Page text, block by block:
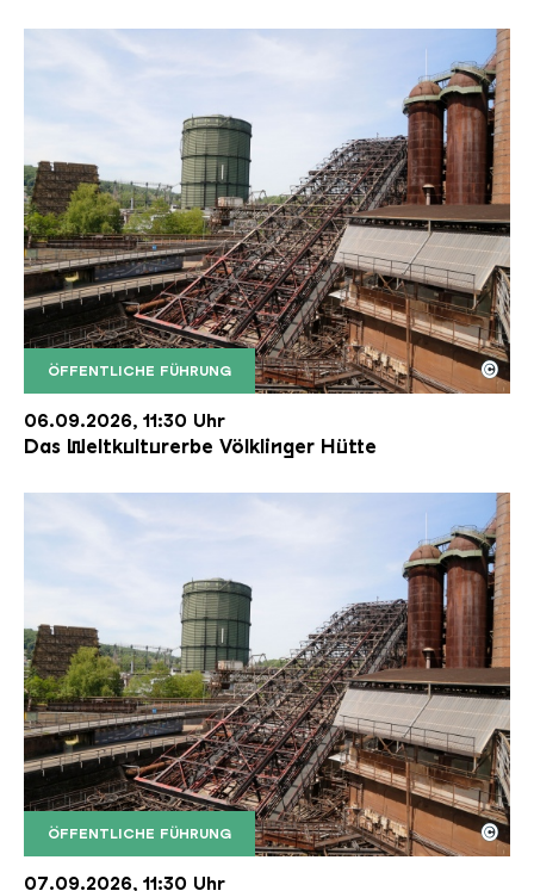
ÖFFENTLICHE FÜHRUNG
Der Erzschrägaufzug der Völklinger Hütte mit
Copyright: Weltkulturerbe Völklinger Hütte | Karl
©
06.09.2026, 11:30 Uhr
Das Weltkulturerbe Völklinger Hütte
ÖFFENTLICHE FÜHRUNG
Der Erzschrägaufzug der Völklinger Hütte mit
Copyright: Weltkulturerbe Völklinger Hütte | Karl
©
07.09.2026, 11:30 Uhr